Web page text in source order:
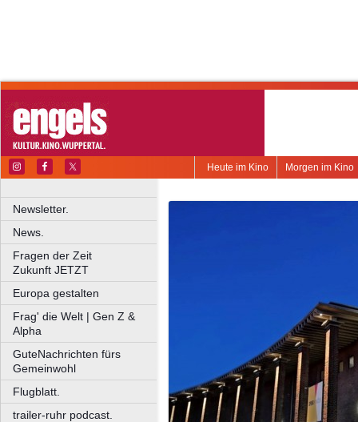
Morgen im Kino
Heute im Kino
Newsletter.
News.
Fragen der Zeit
Zukunft JETZT
Europa gestalten
Frag' die Welt | Gen Z &
Alpha
GuteNachrichten fürs
Gemeinwohl
Flugblatt.
trailer-ruhr podcast.